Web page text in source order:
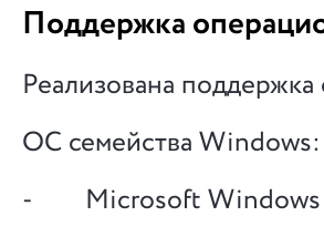
Поддержка
Реализована
ОС семейства Windows:
- Microsoft Windows